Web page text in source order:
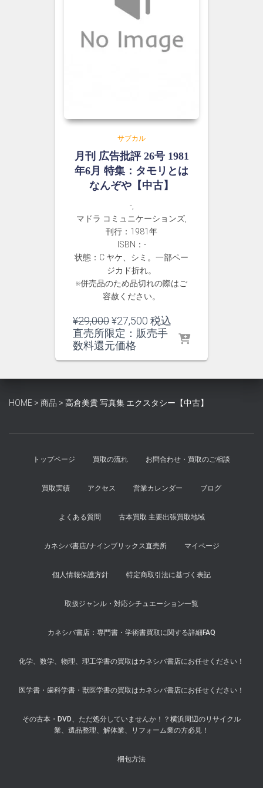
サブカル
月刊 広告批評 26号 1981
年6月 特集：タモリとは
なんぞや【中古】
-,
マドラ コミュニケーションズ,
刊行：1981年
ISBN：-
状態：C ヤケ、シミ。一部ペー
ジカド折れ。
※併売品のため品切れの際はご
容赦ください。
¥29,000元
の
価
¥29,000
し
¥27,500 現
在
は
で
税込
直売所限定：販売手
数料還元価格
HOME > 商品 > 高倉美貴 写真集 エクスタシー【中古】
トップページ 買取の流れ お問合わせ・買取のご相談
買取実績 アクセス 営業カレンダー ブログ
よくある質問 古本買取 主要出張買取地域
カネシバ書店/ナインブリックス直売所 マイページ
個人情報保護方針 特定商取引法に基づく表記
取扱ジャンル・対応シチュエーション一覧
カネシバ書店：専門書・学術書買取に関する詳細FAQ
化学、数学、物理、理工学書の買取はカネシバ書店にお任せください！
医学書・歯科学書・獣医学書の買取はカネシバ書店にお任せください！
その古本・DVD、ただ処分していませんか！？横浜周辺のリサイクル
業、遺品整理、解体業、リフォーム業の方必見！
梱包方法